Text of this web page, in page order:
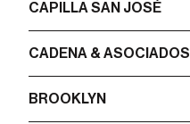
CAPILLA SAN JOSÉ
CADENA & ASOCIADOS
BROOKLYN